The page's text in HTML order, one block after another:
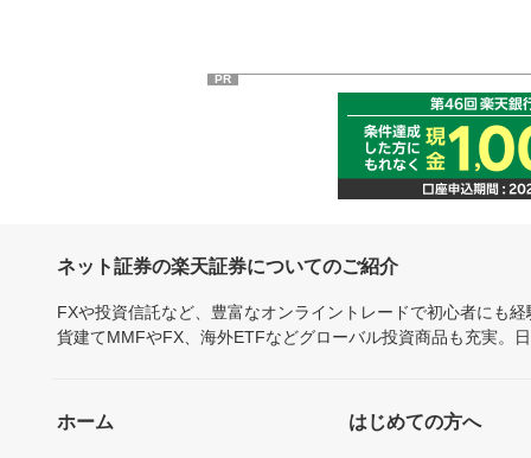
PR
ネット証券の楽天証券についてのご紹介
FXや投資信託など、豊富なオンライントレードで初心者にも
貨建てMMFやFX、海外ETFなどグローバル投資商品も充実。
ホーム はじめての方へ